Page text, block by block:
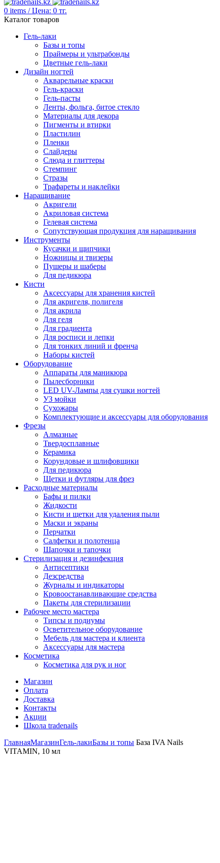
0 items / Цена: 0 тг.
Каталог товаров
Гель-лаки
Базы и топы
Праймеры и ультрабонды
Цветные гель-лаки
Дизайн ногтей
Акварельные краски
Гель-краски
Гель-пасты
Ленты, фольга, битое стекло
Материалы для декора
Пигменты и втирки
Пластилин
Пленки
Слайдеры
Слюда и глиттеры
Стемпинг
Стразы
Трафареты и наклейки
Наращивание
Акригели
Акриловая система
Гелевая система
Сопутствующая продукция для наращивания
Инструменты
Кусачки и щипчики
Ножницы и твизеры
Пушеры и шаберы
Для педикюра
Кисти
Аксессуары для хранения кистей
Для акригеля, полигеля
Для акрила
Для геля
Для градиента
Для росписи и лепки
Для тонких линий и френча
Наборы кистей
Оборудование
Аппараты для маникюра
Пылесборники
LED UV-Лампы для сушки ногтей
УЗ мойки
Сухожары
Комплектующие и аксессуары для оборудования
Фрезы
Алмазные
Твердосплавные
Керамика
Корундовые и шлифовщики
Для педикюра
Щетки и футляры для фрез
Расходные материалы
Бафы и пилки
Жидкости
Кисти и щетки для удаления пыли
Маски и экраны
Перчатки
Салфетки и полотенца
Шапочки и тапочки
Стерилизация и дезинфекция
Антисептики
Дезсредства
Журналы и индикаторы
Кровоостанавливающие средства
Пакеты для стерилизации
Рабочее место мастера
Типсы и подиумы
Осветительное оборудование
Мебель для мастера и клиента
Аксессуары для мастера
Косметика
Косметика для рук и ног
Магазин
Оплата
Доставка
Контакты
Акции
Школа tradenails
ГлавнаяМагазинГель-лакиБазы и топы База IVA Nails
VITAMIN, 10 мл